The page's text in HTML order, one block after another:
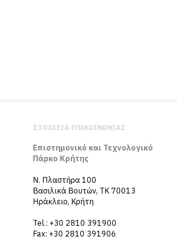
ΣΤΟΙΧΕΙΑ ΕΠΙΚΟΙΝΩΝΙΑΣ
Επιστημονικό και Τεχνολογικό
Πάρκο Κρήτης
N. Πλαστήρα 100
Βασιλικά Βουτών, ΤΚ 70013
Ηράκλειο, Κρήτη
Tel.: +30 2810 391900
Fax: +30 2810 391906